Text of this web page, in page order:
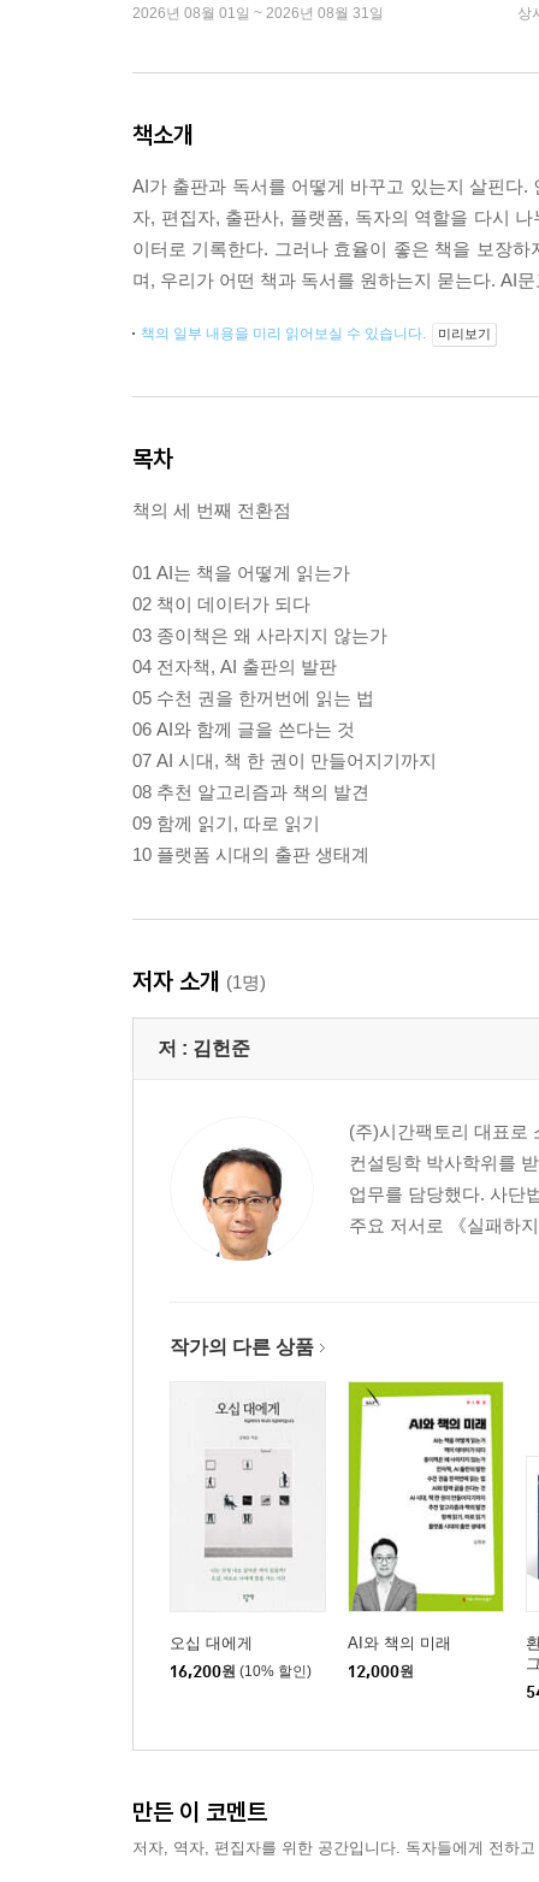
2026년 08월 01일 ~ 2026년 08월 31일 상
책소개
AI가 출판과 독서를 어떻게 바꾸고 있는지 살핀다
자, 편집자, 출판사, 플랫폼, 독자의 역할을 다시
이터로 기록한다. 그러나 효율이 좋은 책을 보장
며, 우리가 어떤 책과 독서를 원하는지 묻는다. AI
책의 일부 내용을 미리 읽어보실 수 있습니다. 미리보기
목차
책의 세 번째 전환점
01 AI는 책을 어떻게 읽는가
02 책이 데이터가 되다
03 종이책은 왜 사라지지 않는가
04 전자책, AI 출판의 발판
05 수천 권을 한꺼번에 읽는 법
06 AI와 함께 글을 쓴다는 것
07 AI 시대, 책 한 권이 만들어지기까지
08 추천 알고리즘과 책의 발견
09 함께 읽기, 따로 읽기
10 플랫폼 시대의 출판 생태계
저자 소개 (1명)
저 : 김헌준
(주)시간팩토리 대표로
컨설팅학 박사학위를
업무를 담당했다. 사단
주요 저서로 《실패하
작가의 다른 상품
오십 대에게
16,200원 (10% 할인)
AI와 책의 미래
12,000원
만든 이 코멘트
저자, 역자, 편집자를 위한 공간입니다. 독자들에게 전하